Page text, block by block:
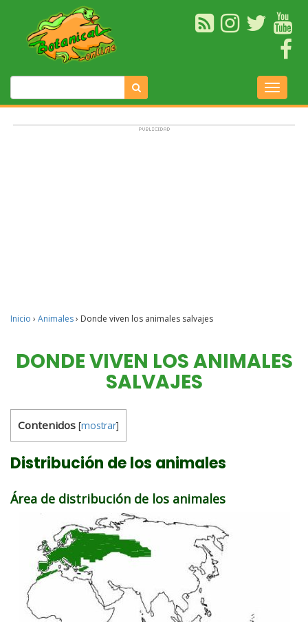
Inicio › Animales› Donde viven los animales salvajes
DONDE VIVEN LOS ANIMALES
SALVAJES
Contenidos [mostrar]
Distribución de los animales
Área de distribución de los animales